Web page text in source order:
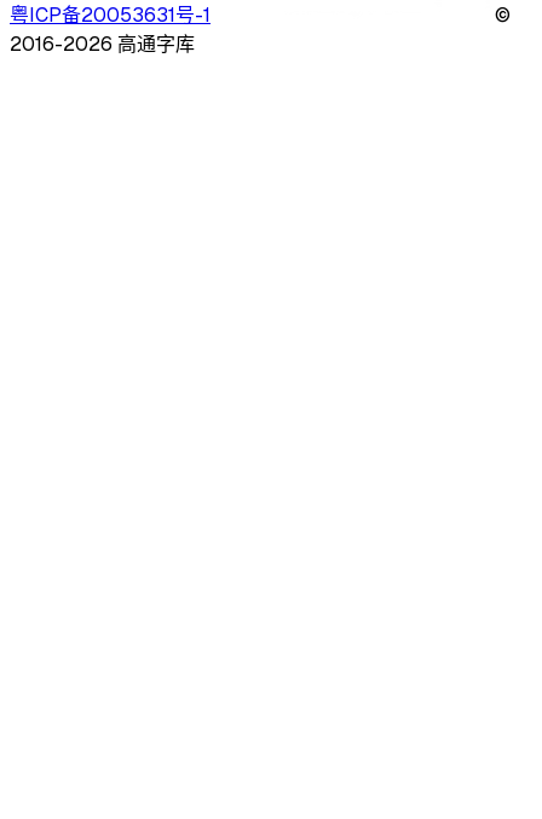
粤ICP备20053631号-1
©
2016-2026 高通字库